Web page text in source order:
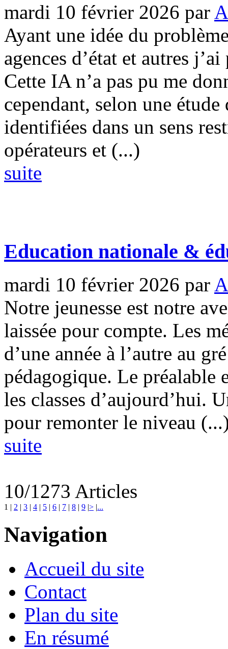
mardi 10 février 2026 par
Ayant une idée du
agences d’état et autres
Cette IA n’a pas pu me
cependant, selon une
identifiées dans un sens
opérateurs et (...)
suite
Education nationale &
mardi 10 février 2026 par
Notre jeunesse est notre
laissée pour compte. Les
d’une année à l’autre au
pédagogique. Le préalable
les classes d’aujourd’hui.
pour remonter le niveau
suite
10/1273 Articles
1 | 2 | 3 | 4 | 5 | 6 | 7 | 8 | 9 |> |...
Navigation
Accueil du site
Contact
Plan du site
En résumé